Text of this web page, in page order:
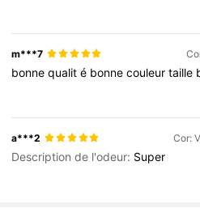
m***7
bonnequalité bonnecouleurtaille
a***2 Cor:
Description de l'odeur: Super